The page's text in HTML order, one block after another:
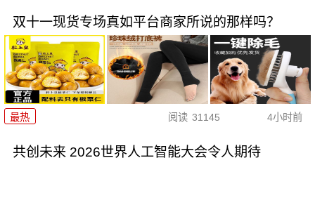
双十一现货专场真如平台商家所说的那样吗？
最热 阅读 31145 4小时前
共创未来 2026世界人工智能大会令人期待